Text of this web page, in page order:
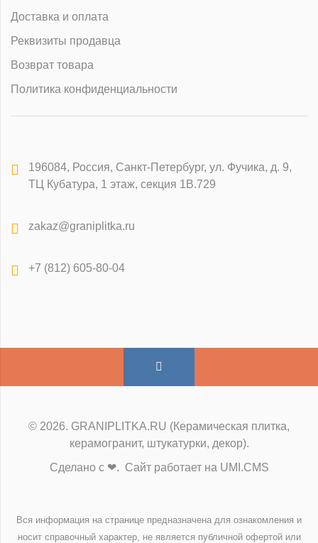
Доставка и оплата
Реквизиты продавца
Возврат товара
Политика конфиденциальности
196084, Россия, Санкт-Петербург, ул. Фучика, д. 9,
ТЦ Кубатура, 1 этаж, секция 1В.729
zakaz@graniplitka.ru
+7 (812) 605-80-04
© 2026. GRANIPLITKA.RU (Керамическая плитка,
керамогранит, штукатурки, декор).
Сделано с ❤. Сайт работает на UMI.CMS
Вся информация на странице предназначена для ознакомления и
носит справочный характер, не является публичной офертой или